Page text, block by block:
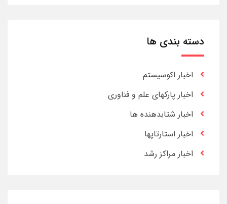
دسته بندی ها
اخبار اکوسیستم
اخبار پارکهای علم و فناوری
اخبار شتابدهنده ها
اخبار استارتاپها
اخبار مراکز رشد